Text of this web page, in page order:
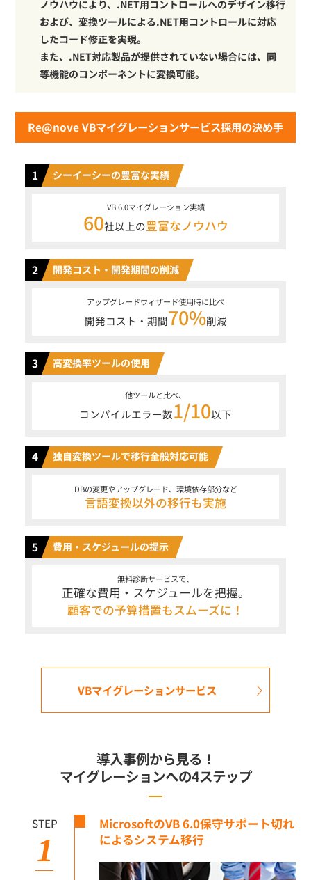
ノウハウにより、.NET用コントロールへのデザイン移行
および、変換ツールによる.NET用コントロールに対応
したコード修正を実現。
また、.NET対応製品が提供されていない場合には、同
等機能のコンポーネントに変換可能。
Re@nove VBマイグレーションサービス採用の決め手
1 シーイーシーの豊富な実績
VB 6.0マイグレーション実績
60社以上の豊富なノウハウ
2 開発コスト・開発期間の削減
アップグレードウィザード使用時に比べ
開発コスト・期間70%削減
3 高変換率ツールの使用
他ツールと比べ、
コンパイルエラー数1/10以下
4 独自変換ツールで移行全般対応可能
DBの変更やアップグレード、環境依存部分など
言語変換以外の移行も実施
5 費用・スケジュールの提示
無料診断サービスで、
正確な費用・スケジュールを把握。
顧客での予算措置もスムーズに！
VBマイグレーションサービス
導入事例から見る！
マイグレーションへの4ステップ
STEP
1
MicrosoftのVB 6.0保守サポート切れ
によるシステム移行